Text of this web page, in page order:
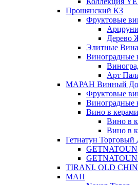
Прошянский КЗ
Фруктовые
Арцруни
Дерево
Элитные Вина
Виноградные
Арт
МАРАН Винный
Фруктовые
Виноградные
Вино в
Вино в
Вино в
Гетнатун Торговый
GETNATOUN
TIRANI. OLD
МАП